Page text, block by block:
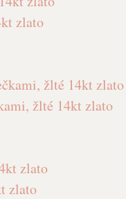
zlato
žlté 14kt zlato
zlato